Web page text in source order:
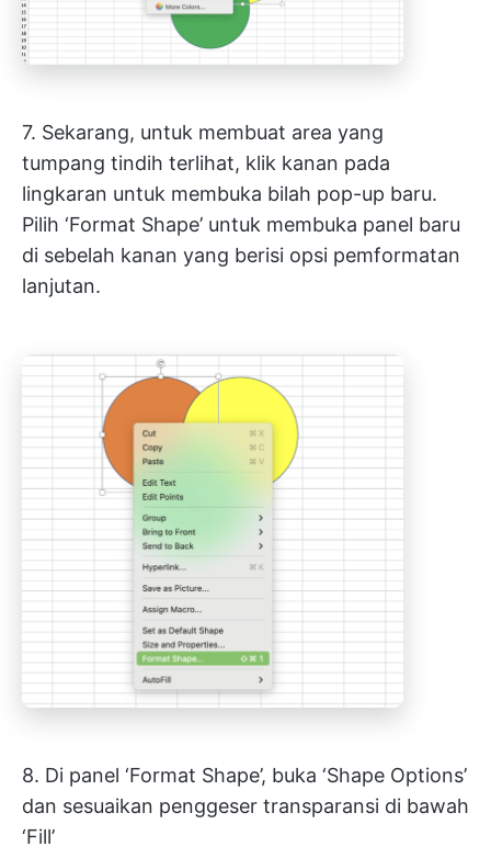
7. Sekarang, untuk membuat area yang
tumpang tindih terlihat, klik kanan pada
lingkaran untuk membuka bilah pop-up baru.
Pilih ‘Format Shape’ untuk membuka panel baru
di sebelah kanan yang berisi opsi pemformatan
lanjutan.
8. Di panel ‘Format Shape’, buka ‘Shape Options’
dan sesuaikan penggeser transparansi di bawah
‘Fill’